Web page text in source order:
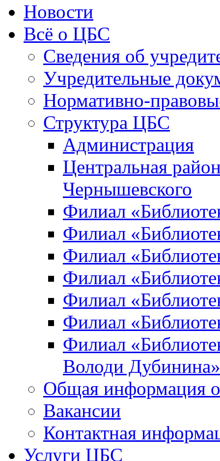
Новости
Всё о ЦБС
Сведения об
Учредительные
Нормативно-
Структура ЦБС
Администрация
Центральная
Чернышевского
Филиал
Филиал
Филиал
Филиал
Филиал
Филиал
Филиал
Володи Дубинина»
Общая информация
Вакансии
Контактная
Услуги ЦБС